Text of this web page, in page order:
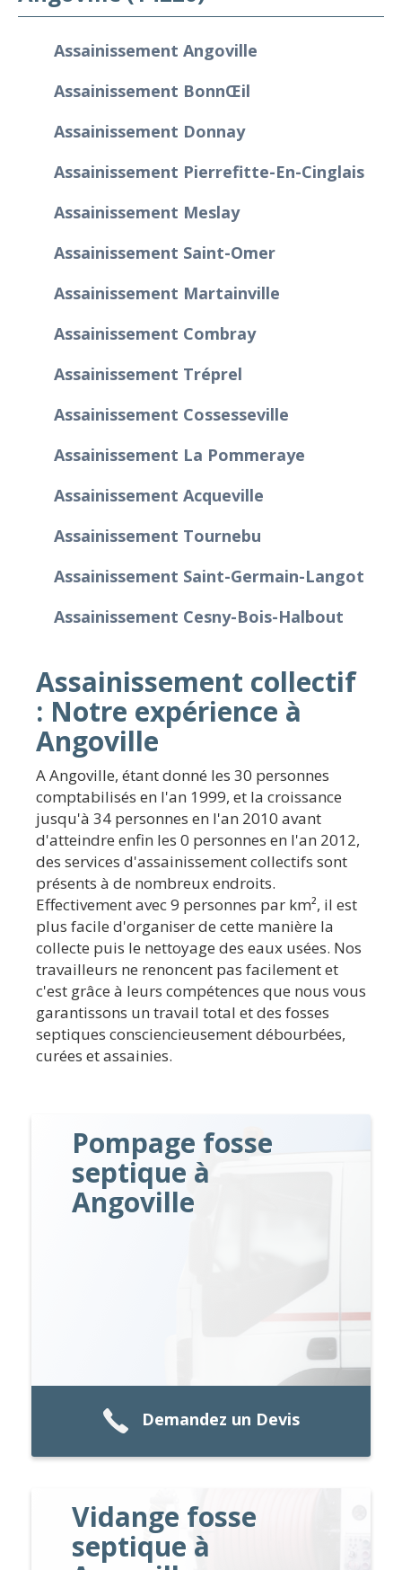
Assainissement Angoville
Assainissement Bonnœil
Assainissement Donnay
Assainissement Pierrefitte-En-Cinglais
Assainissement Meslay
Assainissement Saint-Omer
Assainissement Martainville
Assainissement Combray
Assainissement Tréprel
Assainissement Cossesseville
Assainissement La Pommeraye
Assainissement Acqueville
Assainissement Tournebu
Assainissement Saint-Germain-Langot
Assainissement Cesny-Bois-Halbout
Assainissement collectif
: Notre expérience à
Angoville
A Angoville, étant donné les 30 personnes
comptabilisés en l'an 1999, et la croissance
jusqu'à 34 personnes en l'an 2010 avant
d'atteindre enfin les 0 personnes en l'an 2012,
des services d'assainissement collectifs sont
présents à de nombreux endroits.
Effectivement avec 9 personnes par km², il est
plus facile d'organiser de cette manière la
collecte puis le nettoyage des eaux usées. Nos
travailleurs ne renoncent pas facilement et
c'est grâce à leurs compétences que nous vous
garantissons un travail total et des fosses
septiques consciencieusement débourbées,
curées et assainies.
Pompage fosse
septique à
Angoville
Demandez un Devis
Vidange fosse
septique à